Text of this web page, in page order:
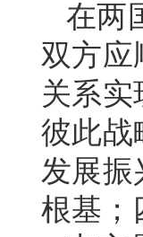
在两
双方应
关系
彼此战
发展振
根基；